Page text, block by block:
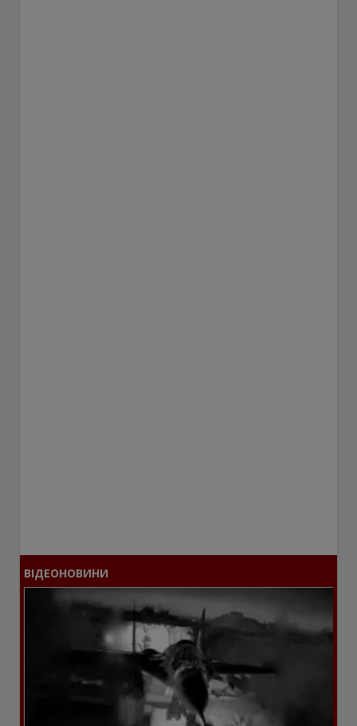
ВІДЕОНОВИНИ